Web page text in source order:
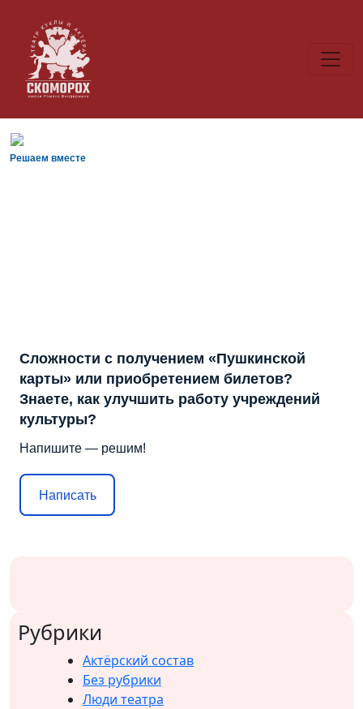
Решаем вместе
Сложности с получением «Пушкинской
карты» или приобретением билетов?
Знаете, как улучшить работу учреждений
культуры?
Напишите — решим!
Написать
Рубрики
Актёрский состав
Без рубрики
Люди театра